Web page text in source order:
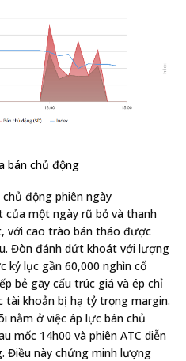
bán chủ động
động phiên ngày
của một ngày rũ bỏ và thanh
với cao trào bán tháo được
Đòn đánh dứt khoát với lượng
kỷ lục gần 60,000 nghìn cổ
bẻ gãy cấu trúc giá và ép chỉ
tài khoản bị hạ tỷ trọng margin.
nằm ở việc áp lực bán chủ
mốc 14h00 và phiên ATC diễn
Điều này chứng minh lượng